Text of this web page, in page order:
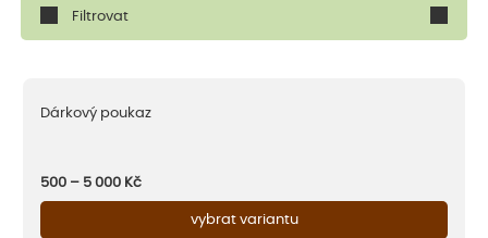
Filtrovat
Dárkový poukaz
500 – 5 000 Kč
vybrat variantu